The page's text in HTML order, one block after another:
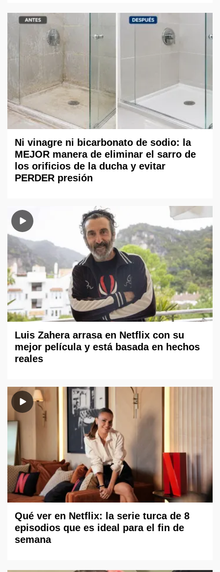
Ni vinagre ni bicarbonato de sodio: la
MEJOR manera de eliminar el sarro de
los orificios de la ducha y evitar
PERDER presión
Luis Zahera arrasa en Netflix con su
mejor película y está basada en hechos
reales
Qué ver en Netflix: la serie turca de 8
episodios que es ideal para el fin de
semana